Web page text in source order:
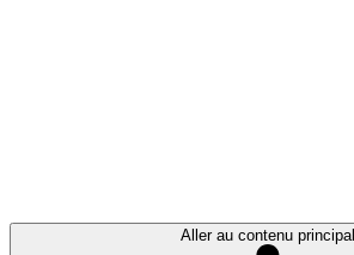
Aller au contenu principal